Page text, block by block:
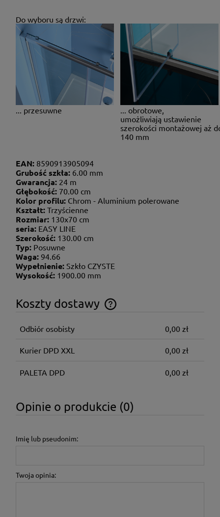
Do wyboru są drzwi:
... przesuwne
... obrotowe,
umożliwiają ustawienie
szerokości montażowej aż
140 mm
EAN: 8590913905094
Grubość szkła: 6.00 mm
Gwarancja: 24 m
Głębokość: 70.00 cm
Kolor profilu: Chrom - Aluminium polerowane
Kształt: Trzyścienne
Rozmiar: 130x70 cm
seria: EASY LINE
Szerokość: 130.00 cm
Typ: Posuwne
Waga: 94.66
Wypełnienie: Szkło CZYSTE
Wysokość: 1900.00 mm
Koszty dostawy
Cena nie zawiera ewentualnych kosztów płatności
Odbiór osobisty 0,00 zł
Kurier DPD XXL 0,00 zł
PALETA DPD 0,00 zł
Opinie o produkcie (0)
Imię lub pseudonim:
Twoja opinia: